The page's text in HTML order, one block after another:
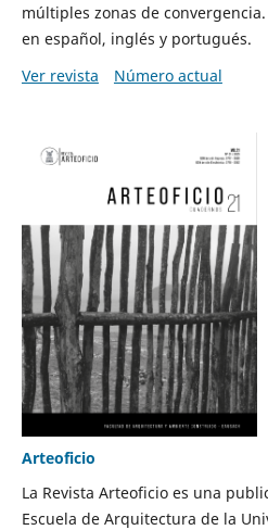
múltiples zonas de
en español, inglés y portugués.
Ver revista
Número actual
Arteoficio
La Revista Arteoficio es una
Escuela de Arquitectura de la